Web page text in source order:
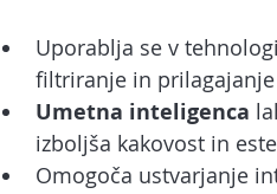
Uporablja se v
filtriranje in
Umetna inteligenca
izboljša kakovost in
Omogoča ustvarjanje